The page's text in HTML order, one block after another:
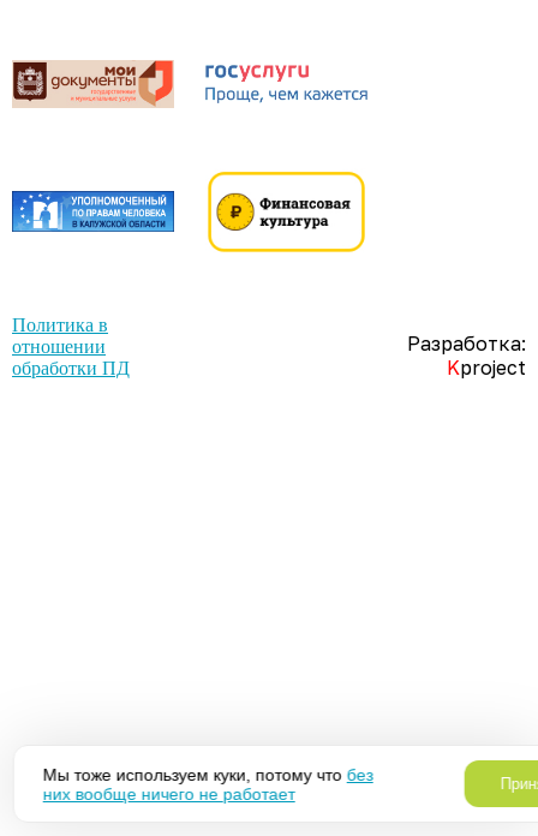
Политика в
отношении
обработки ПД
Разработка:
Kproject
Мы тоже используем куки, потому что без
них вообще ничего не работает